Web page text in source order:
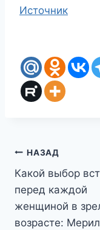
Источник
Навигация
по
записям
НАЗАД
Какой выбор
перед каждой
женщиной в
возрасте: Мерил